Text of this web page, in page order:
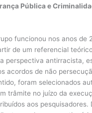
Pública e
funcionou nos anos de
de um referencial
perspectiva antirracista,
acordos de não
foram selecionados
trâmite no juízo da
aos pesquisadores.